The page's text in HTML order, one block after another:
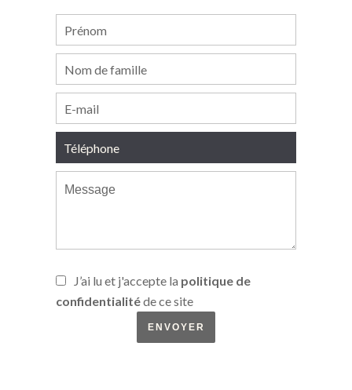
J’ai lu et j'accepte la politique de
confidentialitéde ce site
ENVOYER